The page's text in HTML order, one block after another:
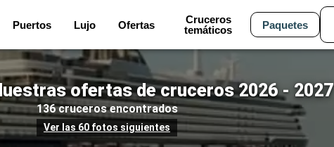
Puertos Lujo Ofertas
Cruceros
temáticos
Paquetes
ofertas de cruceros 2026 - 2027
136 cruceros encontrados
Ver las 60 fotos siguientes